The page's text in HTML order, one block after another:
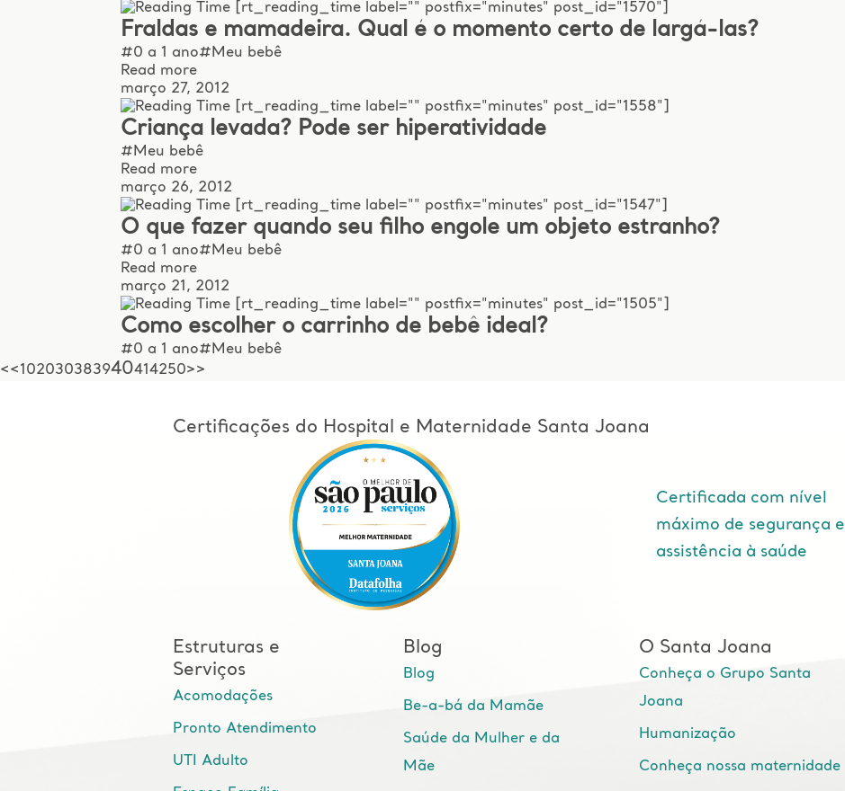
[rt_reading_time label="" postfix="minutes" post_id="1570"]
Fraldas e mamadeira. Qual é o momento certo de largá-las?
#0 a 1 ano#Meu bebê
Read more
março 27, 2012
[rt_reading_time label="" postfix="minutes" post_id="1558"]
Criança levada? Pode ser hiperatividade
#Meu bebê
Read more
março 26, 2012
[rt_reading_time label="" postfix="minutes" post_id="1547"]
O que fazer quando seu filho engole um objeto estranho?
#0 a 1 ano#Meu bebê
Read more
março 21, 2012
[rt_reading_time label="" postfix="minutes" post_id="1505"]
Como escolher o carrinho de bebê ideal?
#0 a 1 ano#Meu bebê
<<10203038394041 4250>>
Certificações do Hospital e Maternidade Santa Joana
Certificada com nível
máximo de segurança e
assistência à saúde
Estruturas e
Serviços
Acomodações
Pronto Atendimento
UTI Adulto
Blog
Blog
Be-a-bá da Mamãe
Saúde da Mulher e da
Mãe
O Santa Joana
Conheça o Grupo Santa
Joana
Humanização
Conheça nossa maternidade